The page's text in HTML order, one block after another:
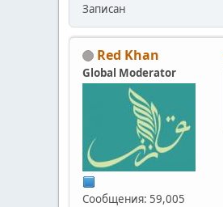
Записан
Red Khan
Global Moderator
Сообщения: 59,005